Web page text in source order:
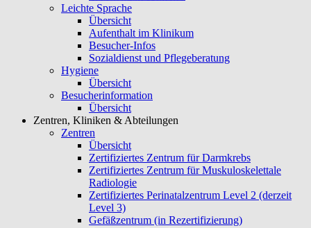
Leichte Sprache
Übersicht
Aufenthalt im Klinikum
Besucher-Infos
Sozialdienst und Pflegeberatung
Hygiene
Übersicht
Besucherinformation
Übersicht
Zentren, Kliniken & Abteilungen
Zentren
Übersicht
Zertifiziertes Zentrum für Darmkrebs
Zertifiziertes Zentrum für Muskuloskelettale
Radiologie
Zertifiziertes Perinatalzentrum Level 2 (derzeit
Level 3)
Gefäßzentrum (in Rezertifizierung)